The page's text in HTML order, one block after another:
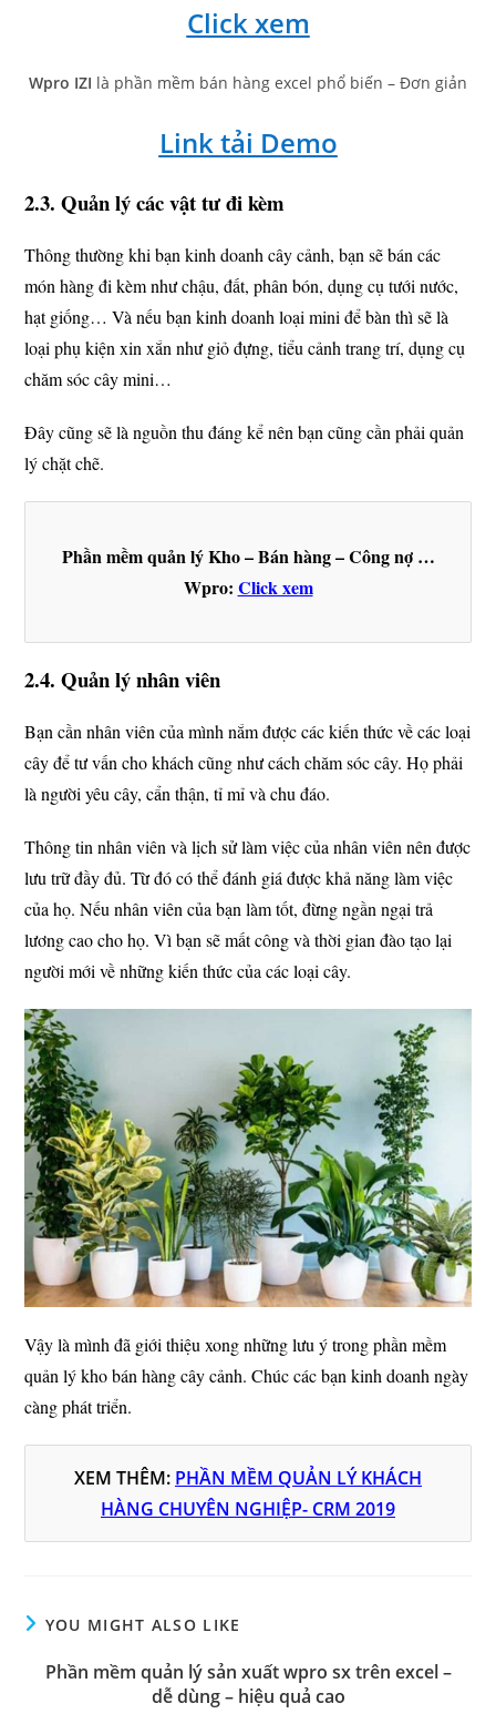
Click xem
Wpro IZI là phần mềm bán hàng excel phổ biến – Đơn giản
Link tải Demo
2.3. Quản lý các vật tư đi kèm
Thông thường khi bạn kinh doanh cây cảnh, bạn sẽ bán các
món hàng đi kèm như chậu, đất, phân bón, dụng cụ tưới nước,
hạt giống… Và nếu bạn kinh doanh loại mini để bàn thì sẽ là
loại phụ kiện xin xắn như giỏ đựng, tiểu cảnh trang trí, dụng cụ
chăm sóc cây mini…
Đây cũng sẽ là nguồn thu đáng kể nên bạn cũng cần phải quản
lý chặt chẽ.
Phần mềm quản lý Kho – Bán hàng – Công nợ …
Wpro: Click xem
2.4. Quản lý nhân viên
Bạn cần nhân viên của mình nắm được các kiến thức về các loại
cây để tư vấn cho khách cũng như cách chăm sóc cây. Họ phải
là người yêu cây, cẩn thận, tỉ mỉ và chu đáo.
Thông tin nhân viên và lịch sử làm việc của nhân viên nên được
lưu trữ đầy đủ. Từ đó có thể đánh giá được khả năng làm việc
của họ. Nếu nhân viên của bạn làm tốt, đừng ngần ngại trả
lương cao cho họ. Vì bạn sẽ mất công và thời gian đào tạo lại
người mới về những kiến thức của các loại cây.
Vậy là mình đã giới thiệu xong những lưu ý trong phần mềm
quản lý kho bán hàng cây cảnh. Chúc các bạn kinh doanh ngày
càng phát triển.
XEM THÊM: PHẦN MỀM QUẢN LÝ KHÁCH
HÀNG CHUYÊN NGHIỆP- CRM 2019
YOU MIGHT ALSO LIKE
Phần mềm quản lý sản xuất wpro sx trên excel –
dễ dùng – hiệu quả cao